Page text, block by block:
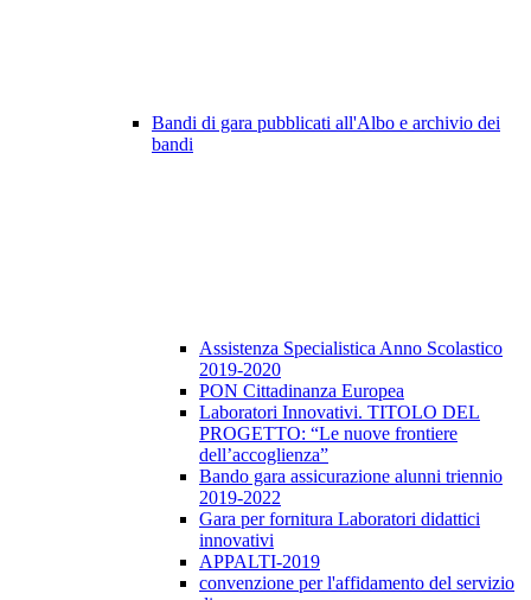
Bandi di gara pubblicati all'Albo e archivio dei
bandi
Assistenza Specialistica Anno Scolastico
2019-2020
PON Cittadinanza Europea
Laboratori Innovativi. TITOLO DEL
PROGETTO: “Le nuove frontiere
dell’accoglienza”
Bando gara assicurazione alunni triennio
2019-2022
Gara per fornitura Laboratori didattici
innovativi
APPALTI-2019
convenzione per l'affidamento del servizio